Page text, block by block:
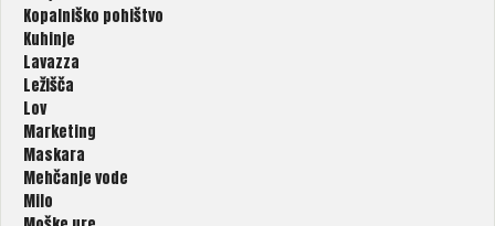
Kopalniško pohištvo
Kuhinje
Lavazza
Ležišča
Lov
Marketing
Maskara
Mehčanje vode
Milo